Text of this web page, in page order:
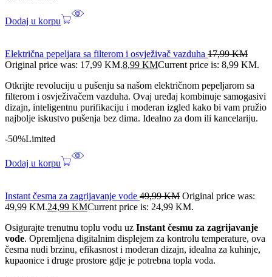
Dodaj u korpu
Električna pepeljara sa filterom i osvježivač vazduha 17,99KM
Original price was: 17,99 KM.8,99 KMCurrent price is: 8,99 KM.
Otkrijte revoluciju u pušenju sa našom električnom pepeljarom sa
filterom i osvježivačem vazduha. Ovaj uređaj kombinuje samogasivi
dizajn, inteligentnu purifikaciju i moderan izgled kako bi vam pružio
najbolje iskustvo pušenja bez dima. Idealno za dom ili kancelariju.
-50%Limited
Dodaj u korpu
Instant česma za zagrijavanje vode 49,99KM Original price was:
49,99 KM.24,99 KMCurrent price is: 24,99 KM.
Osigurajte trenutnu toplu vodu uz Instant česmu za zagrijavanje
vode. Opremljena digitalnim displejem za kontrolu temperature, ova
česma nudi brzinu, efikasnost i moderan dizajn, idealna za kuhinje,
kupaonice i druge prostore gdje je potrebna topla voda.